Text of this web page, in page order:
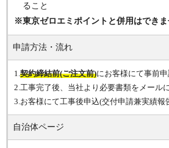
ること
※東京ゼロエミポイントと併用はでき
申請方法・流れ
1. 契約締結前(ご注文前)にお客様にて事前申
2.工事完了後、当社より必要書類をメール
3.お客様にて工事後申込(交付申請兼実績報
自治体ページ